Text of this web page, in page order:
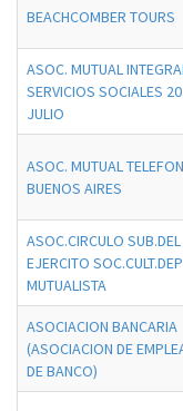
BEACHCOMBER TOURS
ASOC. MUTUAL
SERVICIOS SOCIALES
JULIO
ASOC. MUTUAL
BUENOS AIRES
ASOC.CIRCULO SUB.DEL
EJERCITO
MUTUALISTA
ASOCIACION BANCARIA
(ASOCIACION DE
DE BANCO)